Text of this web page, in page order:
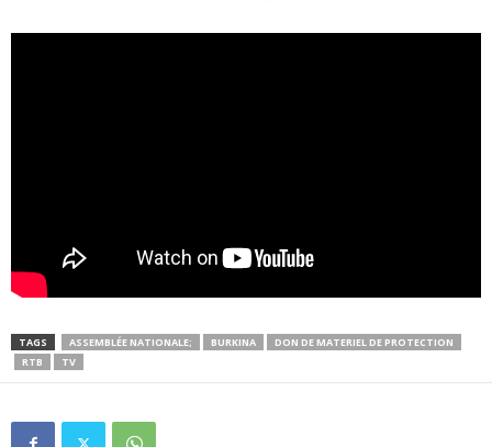
TAGS ASSEMBLÉE NATIONALE; BURKINA
DON DE MATERIEL DE PROTECTION
RTB
TV